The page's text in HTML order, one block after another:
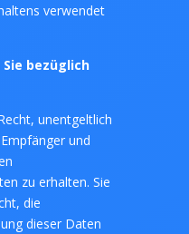
verwendet
bezüglich
unentgeltlich
und
zu erhalten. Sie
die
dieser Daten